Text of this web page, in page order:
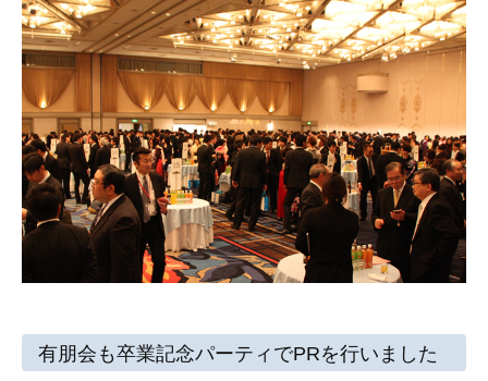
有朋会も卒業記念パーティでPRを行いました